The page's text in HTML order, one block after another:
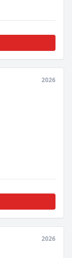
2026
2026